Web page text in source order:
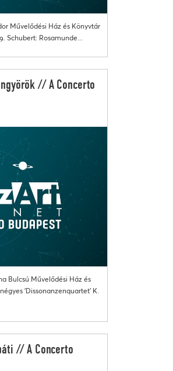
Művelődési Ház és Könyvtár
Schubert: Rosamunde...
// A Concerto
Bulcsú Művelődési Ház és
'Dissonanzenquartet' K.
// A Concerto